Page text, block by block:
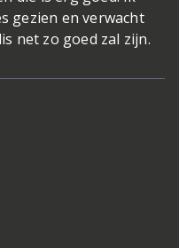
gezien en verwacht
net zo goed zal zijn.